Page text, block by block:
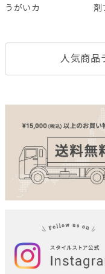
うがいカ
剤
人気商品